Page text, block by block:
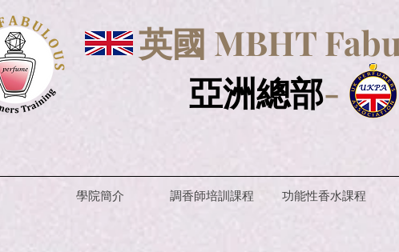
英國 MBHT
亞洲總部-
學院簡介 調香師培訓課程 功能性香水課程